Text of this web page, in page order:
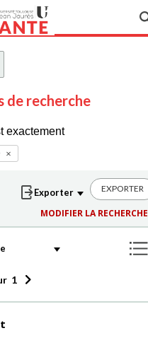
de recherche
exactement
EXPORTER
MODIFIER LA RECHERCHE
1